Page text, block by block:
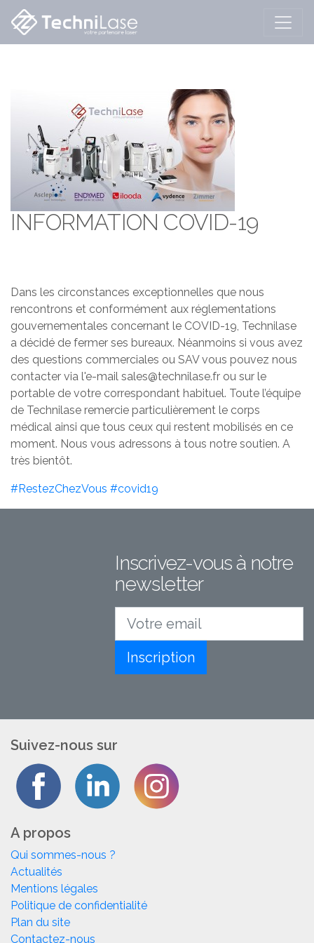
INFORMATION COVID-19
Dans les circonstances exceptionnelles que nous
rencontrons et conformément aux réglementations
gouvernementales concernant le COVID-19, Technilase
a décidé de fermer ses bureaux. Néanmoins si vous avez
des questions commerciales ou SAV vous pouvez nous
contacter via l'e-mail sales@technilase.fr ou sur le
portable de votre correspondant habituel. Toute l’équipe
de Technilase remercie particulièrement le corps
médical ainsi que tous ceux qui restent mobilisés en ce
moment. Nous vous adressons à tous notre soutien. A
très bientôt.
#RestezChezVous #covid19
Inscrivez-vous à notre
newsletter
Inscription
Suivez-nous sur
A propos
Qui sommes-nous ?
Actualités
Mentions légales
Politique de confidentialité
Plan du site
Contactez-nous